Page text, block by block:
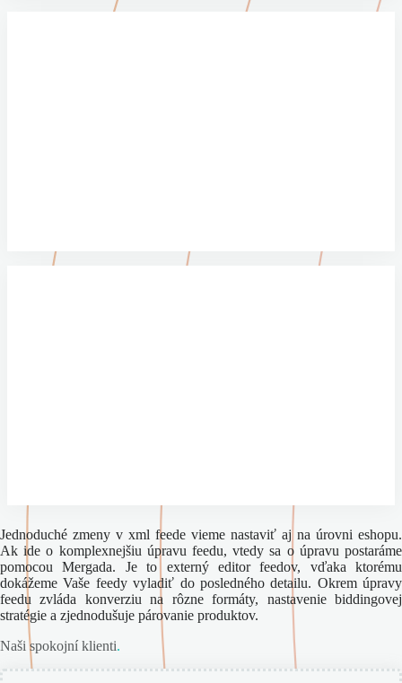
Jednoduché zmeny v xml feede vieme nastaviť aj na úrovni eshopu.
Ak ide o komplexnejšiu úpravu feedu, vtedy sa o úpravu postaráme
pomocou Mergada. Je to externý editor feedov, vďaka ktorému
dokážeme Vaše feedy vyladiť do posledného detailu. Okrem úpravy
feedu zvláda konverziu na rôzne formáty, nastavenie biddingovej
stratégie a zjednodušuje párovanie produktov.
Naši spokojní klienti.